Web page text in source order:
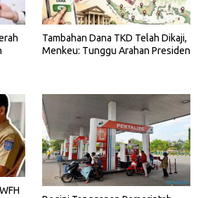
Tambahan Dana TKD Telah Dikaji,
Menkeu: Tunggu Arahan Presiden